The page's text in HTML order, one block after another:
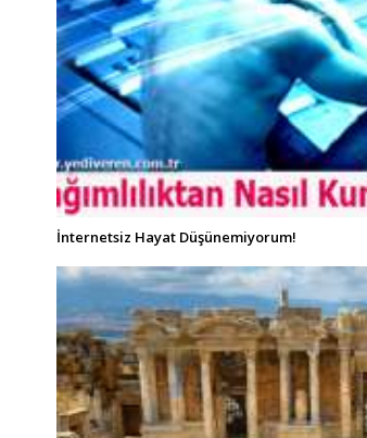
İnternetsiz Hayat Düşünemiyorum!